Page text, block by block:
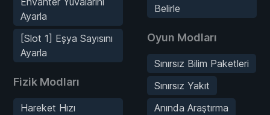
Ayarla
[Slot 1] Eşya Sayısını
Ayarla
Fizik Modları
Hareket Hızı
Belirle
Oyun Modları
Sınırsız Bilim Paketleri
Sınırsız Yakıt
Anında Araştırma